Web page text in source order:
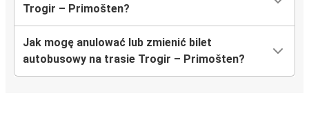
Trogir – Primošten?
Jak mogę anulować lub zmienić bilet
autobusowy na trasie Trogir – Primošten?